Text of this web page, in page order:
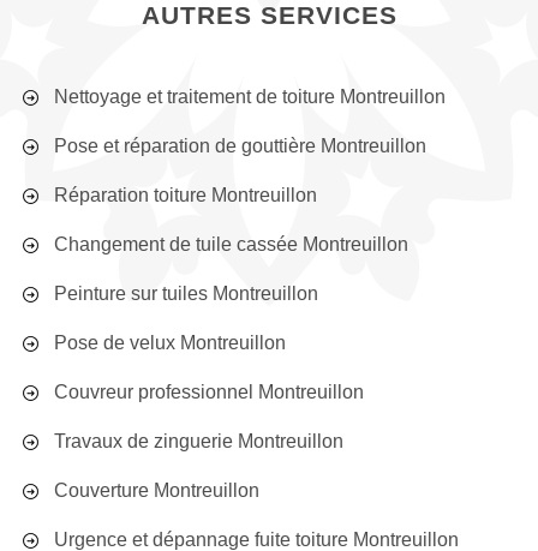
AUTRES SERVICES
Nettoyage et traitement de toiture Montreuillon
Pose et réparation de gouttière Montreuillon
Réparation toiture Montreuillon
Changement de tuile cassée Montreuillon
Peinture sur tuiles Montreuillon
Pose de velux Montreuillon
Couvreur professionnel Montreuillon
Travaux de zinguerie Montreuillon
Couverture Montreuillon
Urgence et dépannage fuite toiture Montreuillon